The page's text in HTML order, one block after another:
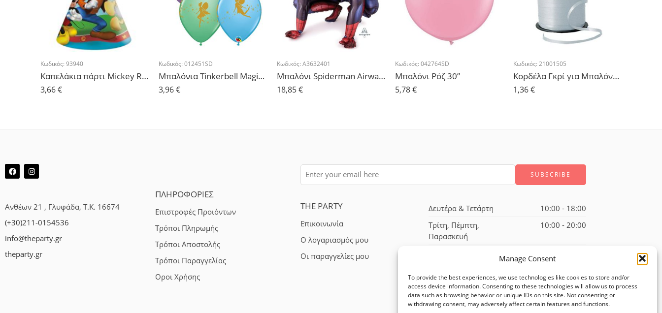
Manage Consent
To provide the best experiences, we use technologies like cookies to store and/or
access device information. Consenting to these technologies will allow us to process
data such as browsing behavior or unique IDs on this site. Not consenting or
withdrawing consent, may adversely affect certain features and functions.
Κωδικός: 93940
Καπελάκια πάρτι Mickey Rock the House – 6 τμχ.
3,66€
Κωδικός: 012451SD
Μπαλόνια Tinkerbell Magic – 5τμχ.
3,96€
Κωδικός: A3632401
Μπαλόνι Spiderman Airwalker 91cm x 91cm
18,85€
Κωδικός: 042764SD
Μπαλόνι Ρόζ 30”
5,78€
Κωδικός: 21001505
Κορδέλα Γκρί για Μπαλόνια 500μ
1,36€
Ανθέων 21 , Γλυφάδα, Τ.Κ. 16674
(+30)211-0154536
info@theparty.gr
theparty.gr
ΠΛΗΡΟΦΟΡΙΕΣ
Επιστροφές Προιόντων
Τρόποι Πληρωμής
Τρόποι Αποστολής
Τρόποι Παραγγελίας
Οροι Χρήσης
THE PARTY
Επικοινωνία
Ο λογαριασμός μου
Οι παραγγελίες μου
Δευτέρα & Τετάρτη
10:00 - 18:00
Τρίτη, Πέμπτη,
Παρασκευή
10:00 - 20:00